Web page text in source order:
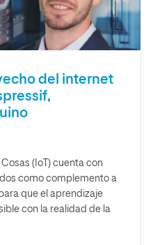
del internet
(IoT) cuenta con
como complemento a
que el aprendizaje
con la realidad de la